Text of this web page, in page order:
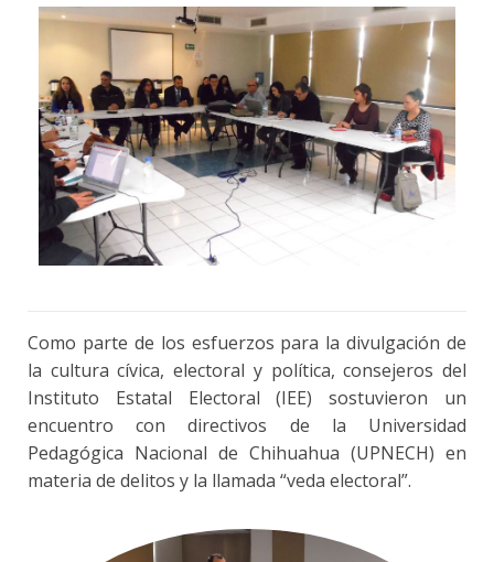
Como parte de los esfuerzos para la divulgación de
la cultura cívica, electoral y política, consejeros del
Instituto Estatal Electoral (IEE) sostuvieron un
encuentro con directivos de la Universidad
Pedagógica Nacional de Chihuahua (UPNECH) en
materia de delitos y la llamada “veda electoral”.